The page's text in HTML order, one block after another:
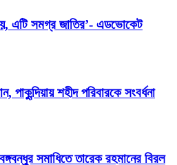
এটি সমগ্র জাতির’- এডভোকেট
শহীদ পরিবারকে সংবর্ধনা
সমাধিতে তারেক রহমানের বিরল